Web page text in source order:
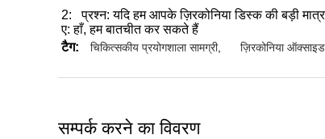
2:
प्रश्न: यदि हम आपके ज़िरकोनिया डिस्क की बड़ी
ए: हाँ, हम बातचीत कर सकते हैं
टैग:
चिकित्सकीय प्रयोगशाला सामग्री, ज़िरकोनिया
सम्पर्क करने का विवरण